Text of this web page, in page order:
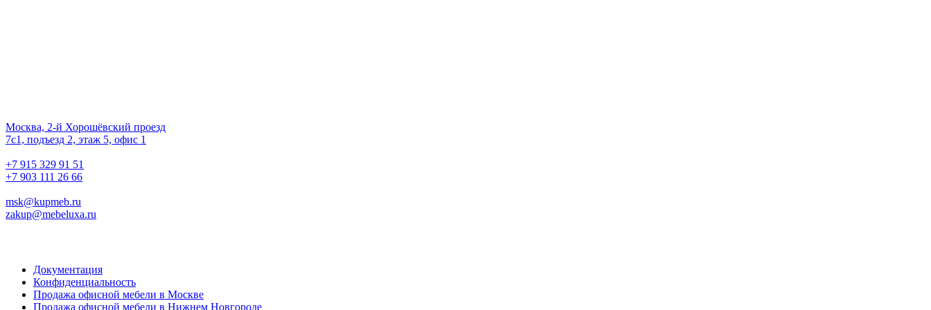
Москва, 2-й Хорошёвский проезд
7с1, подъезд 2, этаж 5, офис 1
+7 915 329 91 51
+7 903 111 26 66
msk@kupmeb.ru
zakup@mebeluxa.ru
Документация
Конфиденциальность
Продажа офисной мебели в Москве
Продажа офисной мебели в Нижнем Новгороде